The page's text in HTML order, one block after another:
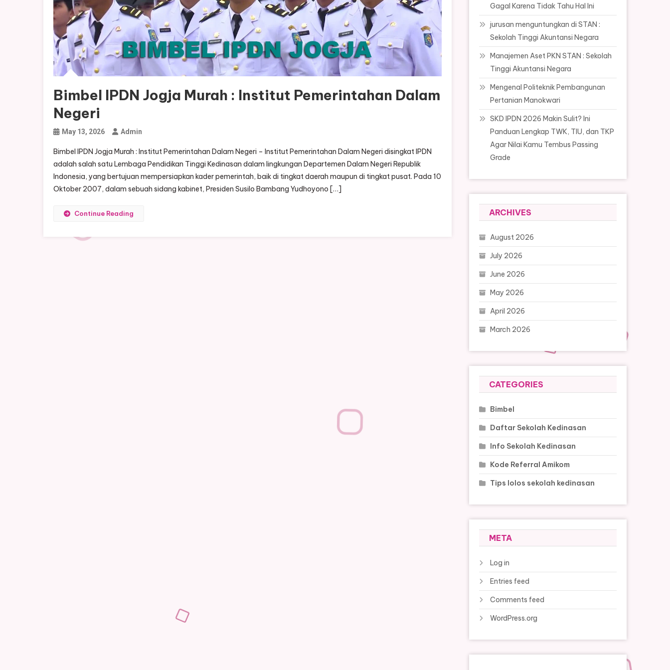
Bimbel IPDN Jogja Murah : Institut Pemerintahan Dalam
Negeri
May 13, 2026 Admin
Bimbel IPDN Jogja Murah : Institut Pemerintahan Dalam Negeri – Institut Pemerintahan Dalam Negeri disingkat IPDN
adalah salah satu Lembaga Pendidikan Tinggi Kedinasan dalam lingkungan Departemen Dalam Negeri Republik
Indonesia, yang bertujuan mempersiapkan kader pemerintah, baik di tingkat daerah maupun di tingkat pusat. Pada 10
Oktober 2007, dalam sebuah sidang kabinet, Presiden Susilo Bambang Yudhoyono […]
Continue Reading
Gagal Karena Tidak Tahu Hal Ini
jurusan menguntungkan di STAN :
Sekolah Tinggi Akuntansi Negara
Manajemen Aset PKN STAN : Sekolah
Tinggi Akuntansi Negara
Mengenal Politeknik Pembangunan
Pertanian Manokwari
SKD IPDN 2026 Makin Sulit? Ini
Panduan Lengkap TWK, TIU, dan TKP
Agar Nilai Kamu Tembus Passing
Grade
ARCHIVES
August 2026
July 2026
June 2026
May 2026
April 2026
March 2026
CATEGORIES
Bimbel
Daftar Sekolah Kedinasan
Info Sekolah Kedinasan
Kode Referral Amikom
Tips lolos sekolah kedinasan
META
Log in
Entries feed
Comments feed
WordPress.org